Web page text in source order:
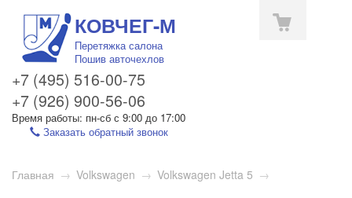
КОВЧЕГ-М
Перетяжка салона
Пошив авточехлов
+7 (495) 516-00-75
+7 (926) 900-56-06
Время работы: пн-сб с 9:00 до 17:00
Заказать обратный звонок
Toggle
Главная → Volkswagen → Volkswagen Jetta 5 →